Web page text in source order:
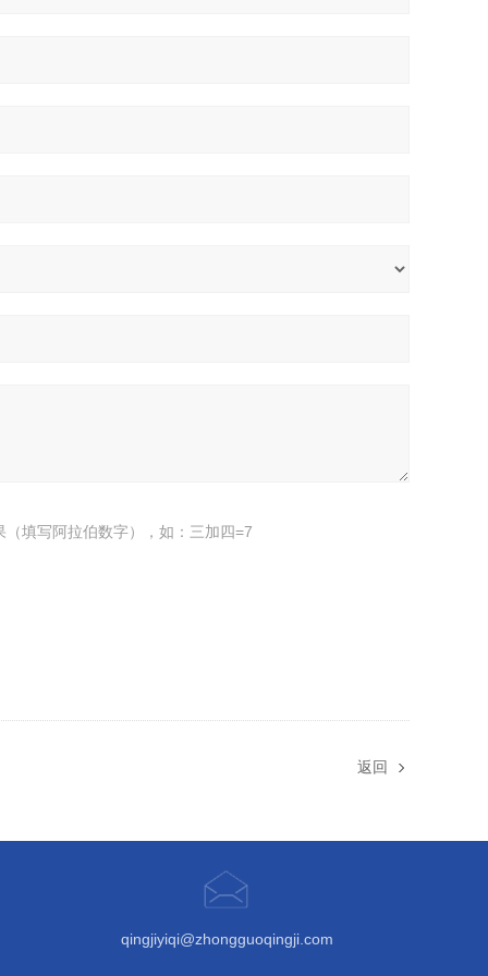
（填写阿拉伯数字），如：三加四=7
返回
qingjiyiqi@zhongguoqingji.com